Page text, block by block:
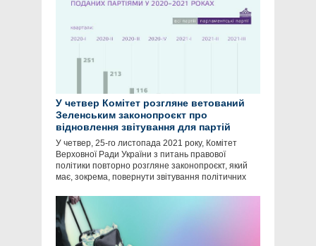
У четвер Комітет розгляне ветований
Зеленським законопроєкт про
відновлення звітування для партій
У четвер, 25-го листопада 2021 року, Комітет
Верховної Ради України з питань правової
політики повторно розгляне законопроєкт, який
має, зокрема, повернути звітування політичних